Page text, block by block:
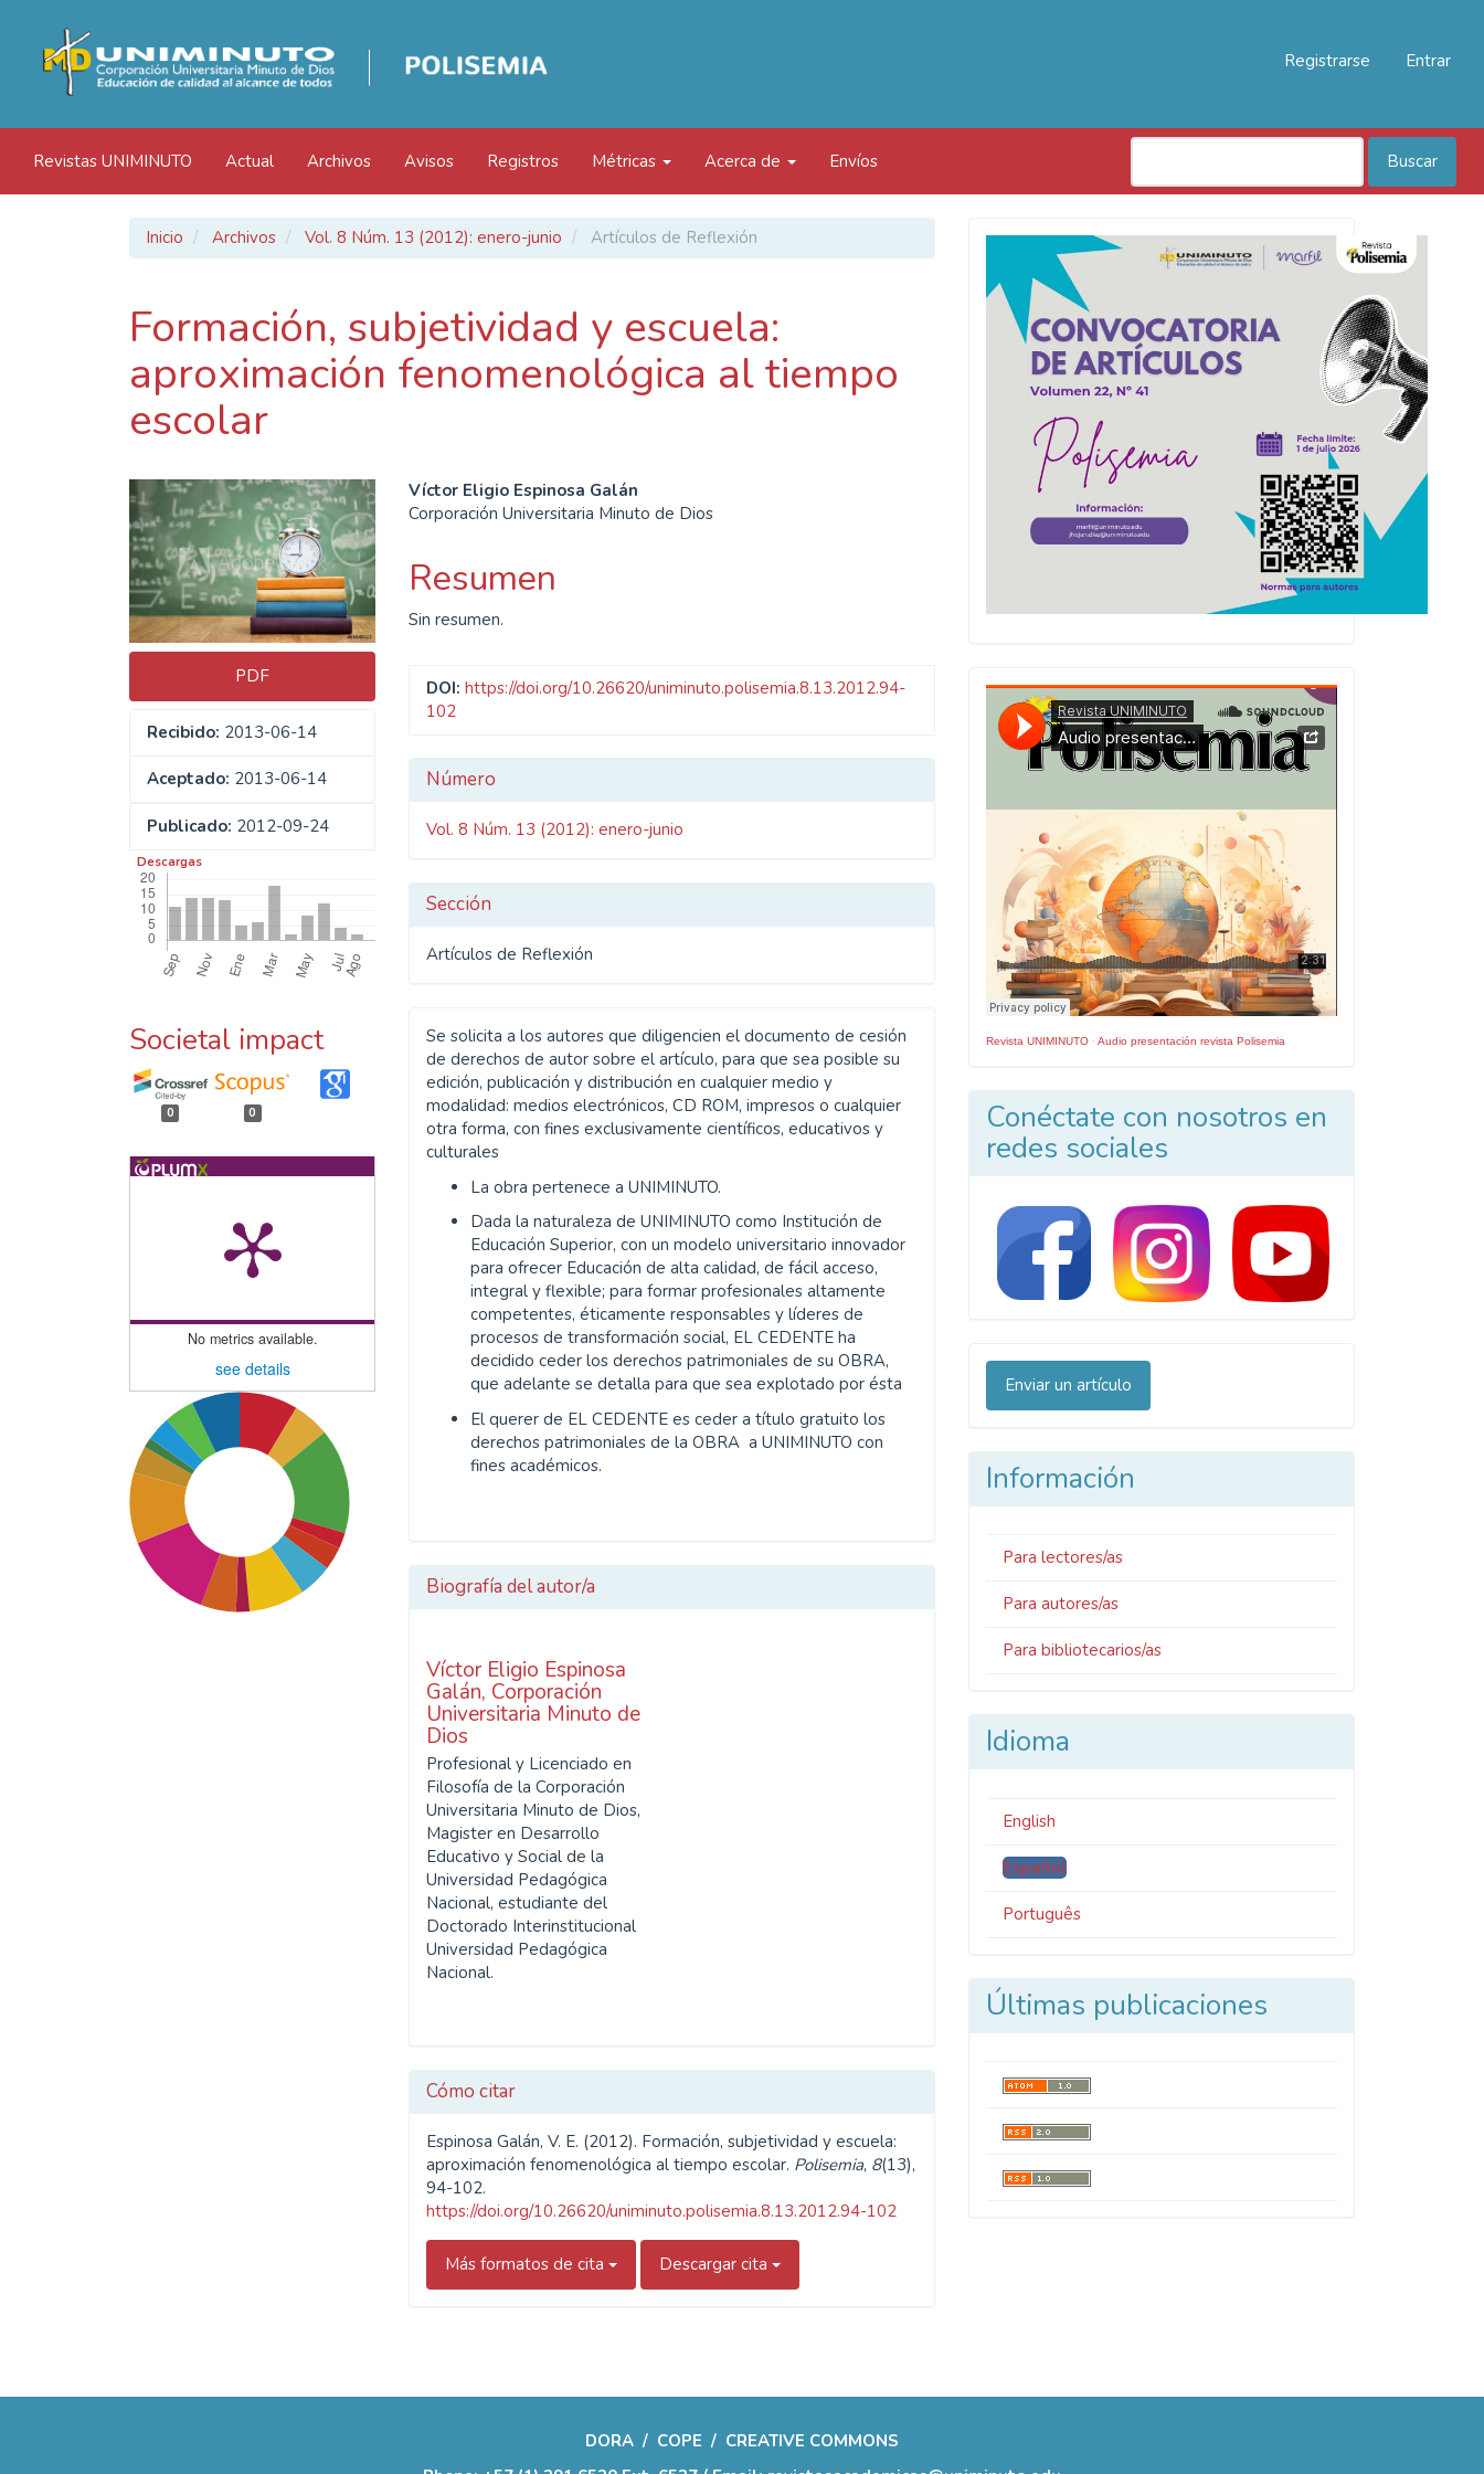
principal
Contenido
principal
Barra
lateral
Registrarse Entrar
Revistas UNIMINUTO Actual Archivos Avisos Registros Métricas Acerca de Envíos Buscar
Inicio Archivos Vol. 8 Núm. 13 (2012): enero-junio Artículos de Reflexión
Formación, subjetividad y escuela:
aproximación fenomenológica al tiempo
escolar
Barra
lateral
del
artículo
PDF
Recibido: 2013-06-14
Aceptado: 2013-06-14
Publicado: 2012-09-24
Descargas
Societal impact
0 0
No metrics available.
see details
Contenido
principal
del
artículo
Víctor Eligio Espinosa Galán
Corporación Universitaria Minuto de Dios
Resumen
Sin resumen.
DOI: https://doi.org/10.26620/uniminuto.polisemia.8.13.2012.94-
102
Detalles
del
Número
Vol. 8 Núm. 13 (2012): enero-junio
Sección
Artículos de Reflexión
Se solicita a los autores que diligencien el documento de cesión
de derechos de autor sobre el artículo, para que sea posible su
edición, publicación y distribución en cualquier medio y
modalidad: medios electrónicos, CD ROM, impresos o cualquier
otra forma, con fines exclusivamente científicos, educativos y
culturales
La obra pertenece a UNIMINUTO.
Dada la naturaleza de UNIMINUTO como Institución de
Educación Superior, con un modelo universitario innovador
para ofrecer Educación de alta calidad, de fácil acceso,
integral y flexible; para formar profesionales altamente
competentes, éticamente responsables y líderes de
procesos de transformación social, EL CEDENTE ha
decidido ceder los derechos patrimoniales de su OBRA,
que adelante se detalla para que sea explotado por ésta
El querer de EL CEDENTE es ceder a título gratuito los
derechos patrimoniales de la OBRA a UNIMINUTO con
fines académicos.
Biografía del autor/a
Víctor Eligio Espinosa
Galán, Corporación
Universitaria Minuto de
Dios
Profesional y Licenciado en
Filosofía de la Corporación
Universitaria Minuto de Dios,
Magister en Desarrollo
Educativo y Social de la
Universidad Pedagógica
Nacional, estudiante del
Doctorado Interinstitucional
Universidad Pedagógica
Nacional.
Cómo citar
Espinosa Galán, V. E. (2012). Formación, subjetividad y escuela:
aproximación fenomenológica al tiempo escolar. Polisemia, 8(13),
94-102.
https://doi.org/10.26620/uniminuto.polisemia.8.13.2012.94-102
Más formatos de cita Descargar cita
Convocatoria
Polisemia
2026
Presentacion
Numero
Revista UNIMINUTO · Audio presentación revista Polisemia
Conéctate con nosotros en
redes sociales
Enviar
unEnviar un artículo
Información
Para lectores/as
Para autores/as
Para bibliotecarios/as
Idioma
English
Español
Português
Últimas publicaciones
DORA / COPE / CREATIVE COMMONS